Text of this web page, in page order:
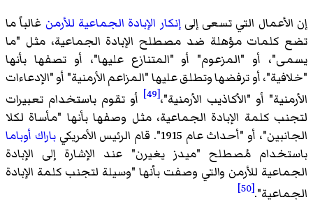
إن الأعمال التي تسعى إلىإنكار الإبادة الجماعية للأرمن غالباً ما
تضع كلمات مؤهلة ضد مصطلح الإبادة الجماعية، مثل "ما
يسمى"، أو "المزعوم" أو "المتنازع عليها"، أو تصفها بأنها
"خلافية"، أو ترفضها وتطلق عليها "المزاعم الأرمنية" أو "الإدعاءات
الأرمنية" أو "الأكاذيب الأرمنية"،[49]
أو تقوم باستخدام تعبيرات
لتجنب كلمة الإبادة الجماعية، مثل وصفها بأنها "مأساة لكلا
الجانبين"، أو "أحداث عام 1915". قام الرئيس الأمريكي
باراك أوباما
باستخدام مُصطلح "ميدز يغيرن" عند الإشارة إلى الإبادة
الجماعية للأرمن والتي وصفت بأنها "وسيلة لتجنب كلمة الإبادة
الجماعية".[50]